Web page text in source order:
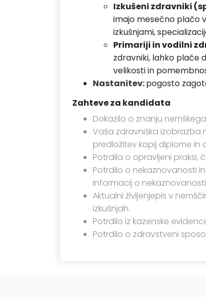
Izkušeni zdravniki
imajo mesečno plačo
izkušnjami,
Primariji in vodilni
zdravniki, lahko plače
velikosti in
Nastanitev:pogosto
Zahteve za kandidata
Dokazilo o znanju nemškega
Vaša zdravniška izobrazba
predložitev kopij diplome in
Potrdila o opravljeni praksi,
Potrdilo o nekaznovanosti
informacij o
Aktualni življenjepis v
izkušnjah.
Potrdilo iz kazenske
Potrdilo o zdravstveni